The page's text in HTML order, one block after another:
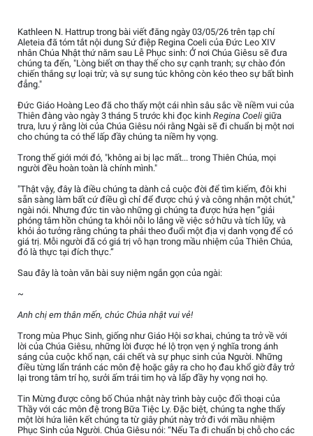
Kathleen N. Hattrup trong bài viết đăng ngày 03/05/26 trên tạp chí
Aleteia đã tóm tắt nội dung Sứ điệp Regina Coeli của Đức Leo XIV
nhân Chúa Nhật thứ năm sau Lễ Phục sinh: Ở nơi Chúa Giêsu sẽ đưa
chúng ta đến, "Lòng biết ơn thay thế cho sự cạnh tranh; sự chào đón
chiến thắng sự loại trừ; và sự sung túc không còn kéo theo sự bất bình
đẳng."
Đức Giáo Hoàng Leo đã cho thấy một cái nhìn sâu sắc về niềm vui của
Thiên đàng vào ngày 3 tháng 5 trước khi đọc kinh Regina Coeli giữa
trưa, lưu ý rằng lời của Chúa Giêsu nói rằng Ngài sẽ đi chuẩn bị một nơi
cho chúng ta có thể lấp đầy chúng ta niềm hy vọng.
Trong thế giới mới đó, "không ai bị lạc mất... trong Thiên Chúa, mọi
người đều hoàn toàn là chính mình."
"Thật vậy, đây là điều chúng ta dành cả cuộc đời để tìm kiếm, đôi khi
sẵn sàng làm bất cứ điều gì chỉ để được chú ý và công nhận một chút,"
ngài nói. Nhưng đức tin vào những gì chúng ta được hứa hẹn “giải
phóng tâm hồn chúng ta khỏi nỗi lo lắng về việc sở hữu và tích lũy, và
khỏi ảo tưởng rằng chúng ta phải theo đuổi một địa vị danh vọng để có
giá trị. Mỗi người đã có giá trị vô hạn trong mầu nhiệm của Thiên Chúa,
đó là thực tại đích thực.”
Sau đây là toàn văn bài suy niệm ngắn gọn của ngài:
~
Anh chị em thân mến, chúc Chúa nhật vui vẻ!
Trong mùa Phục Sinh, giống như Giáo Hội sơ khai, chúng ta trở về với
lời của Chúa Giêsu, những lời được hé lộ trọn vẹn ý nghĩa trong ánh
sáng của cuộc khổ nạn, cái chết và sự phục sinh của Người. Những
điều từng lẩn tránh các môn đệ hoặc gây ra cho họ đau khổ giờ đây trở
lại trong tâm trí họ, sưởi ấm trái tim họ và lấp đầy hy vọng nơi họ.
Tin Mừng được công bố Chúa nhật này trình bày cuộc đối thoại của
Thầy với các môn đệ trong Bữa Tiệc Ly. Đặc biệt, chúng ta nghe thấy
một lời hứa liên kết chúng ta từ giây phút này trở đi với mầu nhiệm
Phục Sinh của Người. Chúa Giêsu nói: “Nếu Ta đi chuẩn bị chỗ cho các